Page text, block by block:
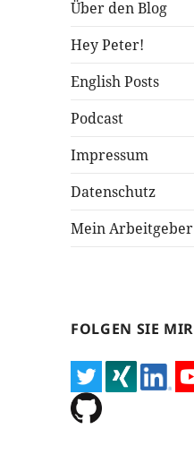
Über den Blog
Hey Peter!
English Posts
Podcast
Impressum
Datenschutz
Mein Arbeitgeber
FOLGEN SIE MIR